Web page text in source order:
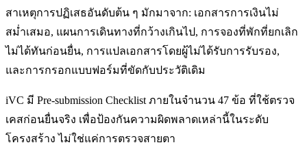
สาเหตุการปฏิเสธอันดับต้น ๆ มักมาจาก: เอกสารการเงินไม่
สม่ำเสมอ, แผนการเดินทางที่กว้างเกินไป, การจองที่พักที่ยกเลิก
ไม่ได้ทันก่อนยื่น, การแปลเอกสารโดยผู้ไม่ได้รับการรับรอง,
และการกรอกแบบฟอร์มที่ขัดกับประวัติเดิม
iVC มี Pre-submission Checklist ภายในจำนวน 47 ข้อ ที่ใช้ตรวจ
เคสก่อนยื่นจริง เพื่อป้องกันความผิดพลาดเหล่านี้ในระดับ
โครงสร้าง ไม่ใช่แค่การตรวจสายตา